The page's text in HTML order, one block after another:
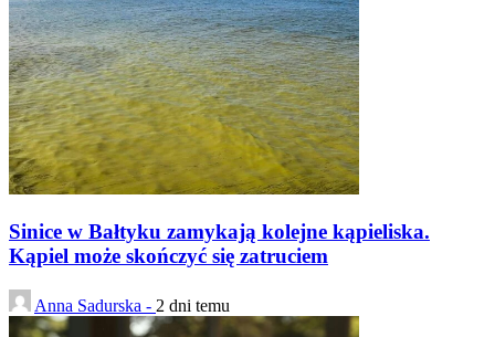
Sinice w Bałtyku zamykają kolejne kąpieliska.
Kąpiel może skończyć się zatruciem
Anna Sadurska - 2 dni temu